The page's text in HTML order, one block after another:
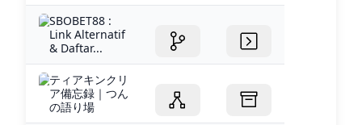
SBOBET88 :
Link Alternatif
& Daftar...
ティアキンクリ
ア備忘録｜つん
の語り場